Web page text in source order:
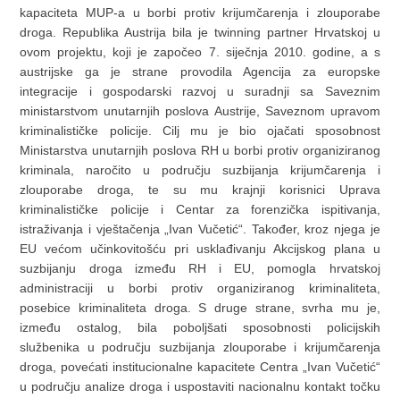
kapaciteta MUP-a u borbi protiv krijumčarenja i zlouporabe
droga. Republika Austrija bila je twinning partner Hrvatskoj u
ovom projektu, koji je započeo 7. siječnja 2010. godine, a s
austrijske ga je strane provodila Agencija za europske
integracije i gospodarski razvoj u suradnji sa Saveznim
ministarstvom unutarnjih poslova Austrije, Saveznom upravom
kriminalističke policije. Cilj mu je bio ojačati sposobnost
Ministarstva unutarnjih poslova RH u borbi protiv organiziranog
kriminala, naročito u području suzbijanja krijumčarenja i
zlouporabe droga, te su mu krajnji korisnici Uprava
kriminalističke policije i Centar za forenzička ispitivanja,
istraživanja i vještačenja „Ivan Vučetić“. Također, kroz njega je
EU većom učinkovitošću pri usklađivanju Akcijskog plana u
suzbijanju droga između RH i EU, pomogla hrvatskoj
administraciji u borbi protiv organiziranog kriminaliteta,
posebice kriminaliteta droga. S druge strane, svrha mu je,
između ostalog, bila poboljšati sposobnosti policijskih
službenika u području suzbijanja zlouporabe i krijumčarenja
droga, povećati institucionalne kapacitete Centra „Ivan Vučetić“
u području analize droga i uspostaviti nacionalnu kontakt točku